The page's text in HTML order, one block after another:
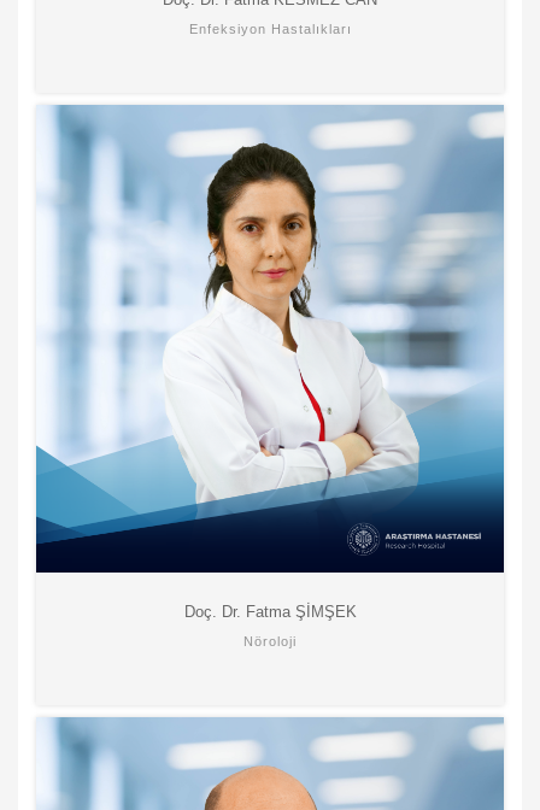
Enfeksiyon Hastalıkları
Doç. Dr. Fatma ŞİMŞEK
Nöroloji